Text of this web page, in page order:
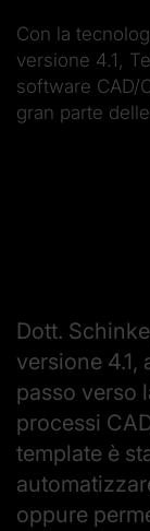
Con la
versione 4.1,
software CAD/
gran parte
Dott.
versione
passo verso
processi
template è
oppure